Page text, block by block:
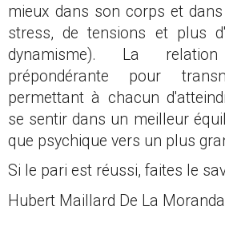
mieux dans son corps et
stress, de tensions et plus
dynamisme). La
prépondérante pour
permettant à chacun
se sentir dans un meilleur
que psychique vers un plus
Si le pari est réussi, faites le
Hubert Maillard De La